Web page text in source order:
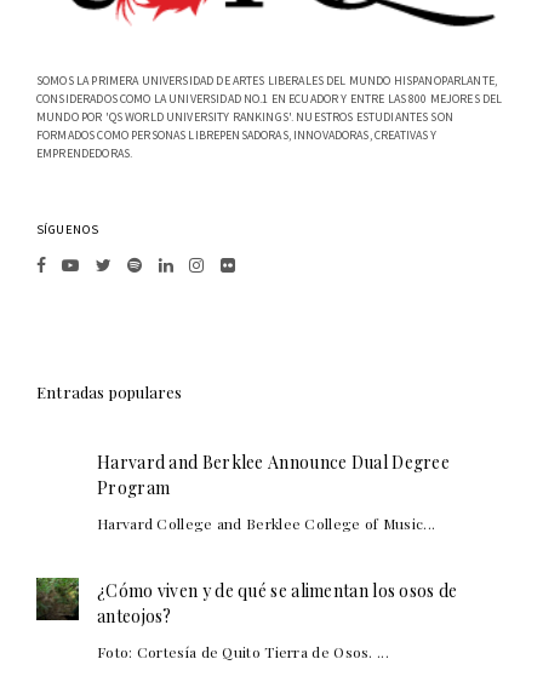
SOMOS LA PRIMERA UNIVERSIDAD DE ARTES LIBERALES DEL MUNDO HISPANOPARLANTE,
CONSIDERADOS COMO LA UNIVERSIDAD NO.1 EN ECUADOR Y ENTRE LAS 800 MEJORES DEL
MUNDO POR 'QS WORLD UNIVERSITY RANKINGS'. NUESTROS ESTUDIANTES SON
FORMADOS COMO PERSONAS LIBREPENSADORAS, INNOVADORAS, CREATIVAS Y
EMPRENDEDORAS.
SÍGUENOS
Entradas populares
Harvard and Berklee Announce Dual Degree
Program
Harvard College and Berklee College of Music...
¿Cómo viven y de qué se alimentan los osos de
anteojos?
Foto: Cortesía de Quito Tierra de Osos. ...